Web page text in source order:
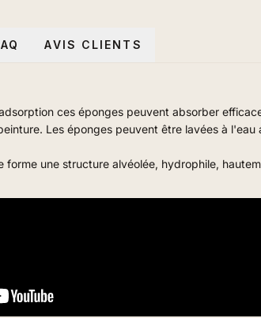
AVIS CLIENTS
ces éponges peuvent absorber
Les éponges peuvent être lavées à
forme une structure alvéolée, hydrophile,